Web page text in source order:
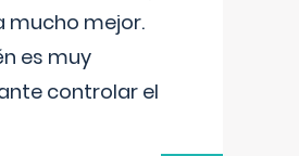
mucho mejor.
es muy
controlar el